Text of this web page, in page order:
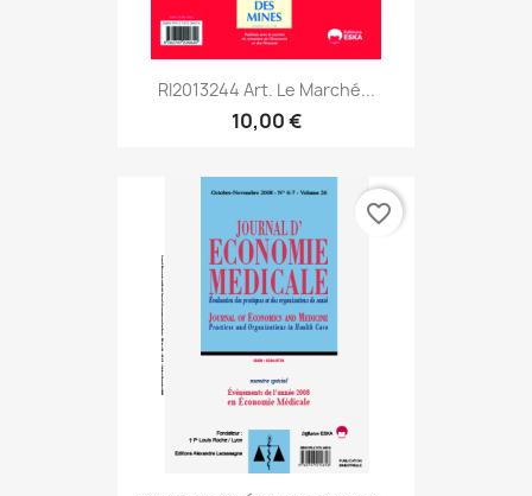
RI2013244 Art. Le Marché...
10,00 €
favorite_border